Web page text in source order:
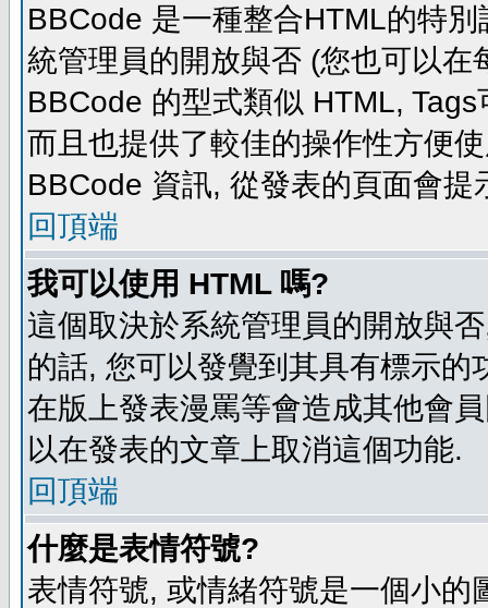
BBCode 是一種整合HTML的特
統管理員的開放與否 (您也可以
BBCode 的型式類似 HTML,
而且也提供了較佳的操作性方便
BBCode 資訊, 從發表的頁面會提
回頂端
我可以使用 HTML 嗎?
這個取決於系統管理員的開放與
的話, 您可以發覺到其具有標示
在版上發表漫罵等會造成其他會
以在發表的文章上取消這個功能.
回頂端
什麼是表情符號?
表情符號, 或情緒符號是一個小